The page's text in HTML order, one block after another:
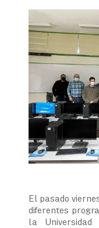
El pasado
diferentes
la